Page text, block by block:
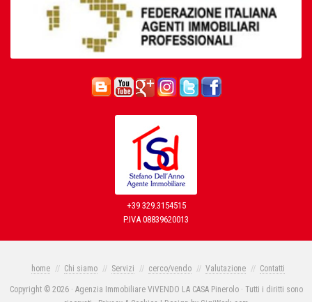
+39 329.3154515
P.IVA 08839620013
home Chi siamo Servizi cerco/vendo Valutazione Contatti
Copyright © 2026 · Agenzia Immobiliare ViVENDO LA CASA Pinerolo · Tutti i diritti sono